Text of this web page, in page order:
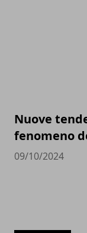
Nuove
fenomeno
09/10/2024